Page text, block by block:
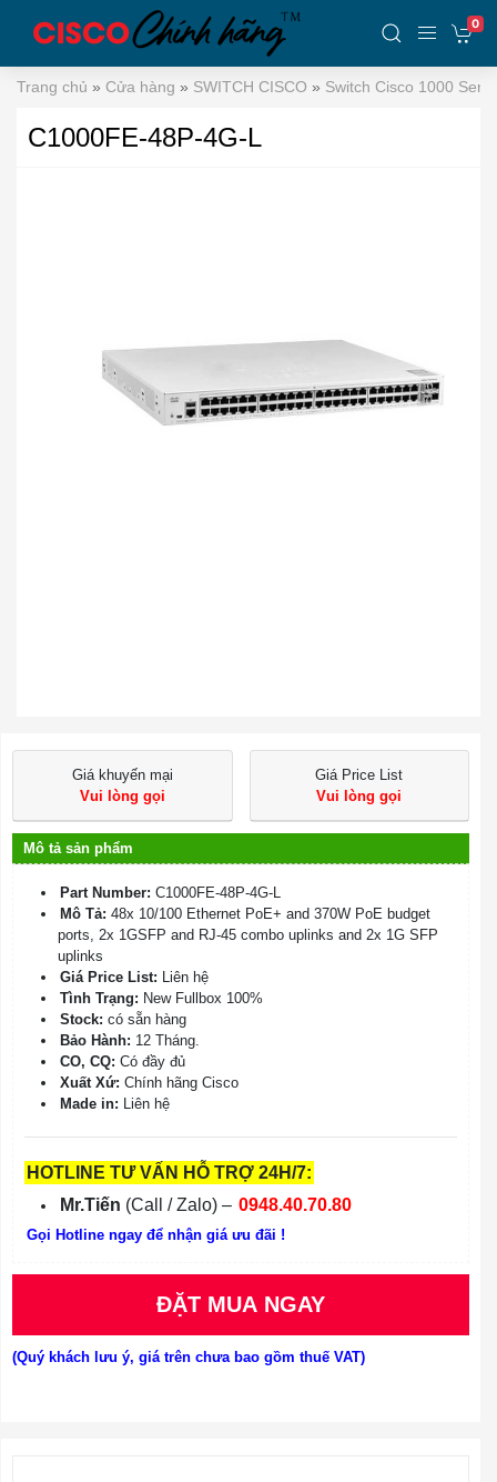
0
Trang chủ » Cửa hàng » SWITCH CISCO » Switch Cisco 1000
C1000FE-48P-4G-L
Giá khuyến mại
Vui lòng gọi
Giá Price List
Vui lòng gọi
Mô tả sản phẩm
Part Number: C1000FE-48P-4G-L
Mô Tả: 48x 10/100 Ethernet PoE+ and 370W PoE budget
ports, 2x 1GSFP and RJ-45 combo uplinks and 2x 1G SFP
uplinks
Giá Price List: Liên hệ
Tình Trạng: New Fullbox 100%
Stock: có sẵn hàng
Bảo Hành: 12 Tháng.
CO, CQ: Có đầy đủ
Xuất Xứ: Chính hãng Cisco
Made in: Liên hệ
HOTLINE TƯ VẤN HỖ TRỢ 24H/7:
Mr.Tiến (Call / Zalo) – 0948.40.70.80
Gọi Hotline ngay để nhận giá ưu đãi !
ĐẶT MUA NGAY
(Quý khách lưu ý, giá trên chưa bao gồm thuế VAT)